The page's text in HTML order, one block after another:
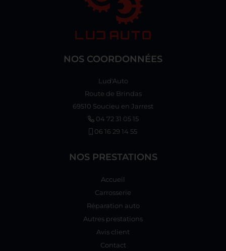
NOS COORDONNÉES
Lud'Auto
Route de Brindas
69510 Soucieu en Jarrest
04 72 31 05 15
06 16 29 14 55
NOS PRESTATIONS
Accueil
Carrosserie
Réparation auto
Autres prestations
Avis client
Contact